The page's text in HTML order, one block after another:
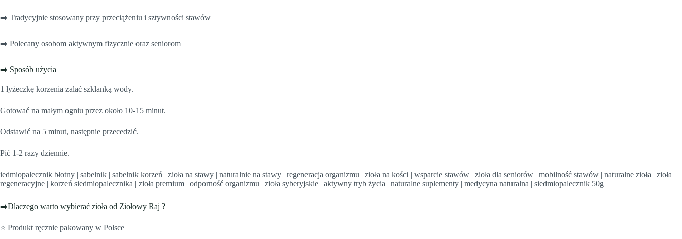
➡️ Tradycyjnie stosowany przy przeciążeniu i sztywności stawów
➡️ Polecany osobom aktywnym fizycznie oraz seniorom
➡️ Sposób użycia
1 łyżeczkę korzenia zalać szklanką wody.
Gotować na małym ogniu przez około 10-15 minut.
Odstawić na 5 minut, następnie przecedzić.
Pić 1-2 razy dziennie.
iedmiopalecznik błotny | sabelnik | sabelnik korzeń | zioła na stawy | naturalnie na stawy | regeneracja organizmu | zioła na kości | wsparcie stawów | zioła dla seniorów | mobilność stawów | naturalne zioła | zioła
regeneracyjne | korzeń siedmiopalecznika | zioła premium | odporność organizmu | zioła syberyjskie | aktywny tryb życia | naturalne suplementy | medycyna naturalna | siedmiopalecznik 50g
➡️Dlaczego warto wybierać zioła od Ziołowy Raj ?
⭐ Produkt ręcznie pakowany w Polsce